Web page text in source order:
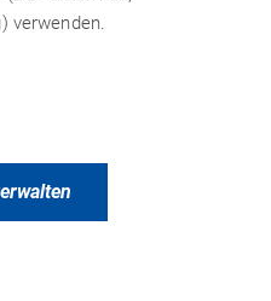
verwenden.